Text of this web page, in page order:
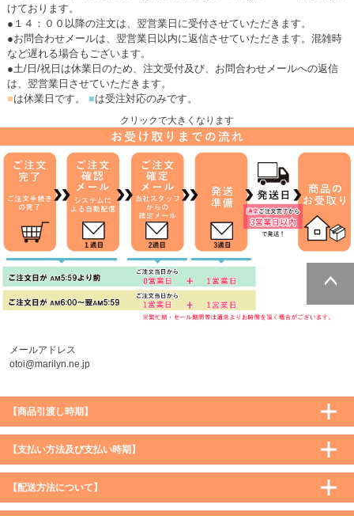
ページトッ
プへ
けております。
●１４：００以降の注文は、翌営業日に受付させていただきます。
●お問合わせメールは、翌営業日以内に返信させていただきます。混雑時
など遅れる場合もございます。
●土/日/祝日は休業日のため、注文受付及び、お問合わせメールへの返信
は、翌営業日させていただきます。
■は休業日です。 ■は受注対応のみです。
クリックで大きくなります
メールアドレス
otoi@marilyn.ne.jp
【商品引渡し時期】
【支払い方法及び支払い時期】
【配送方法について】